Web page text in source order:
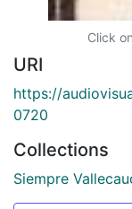
Click
URI
https://
0720
Collections
Siempre